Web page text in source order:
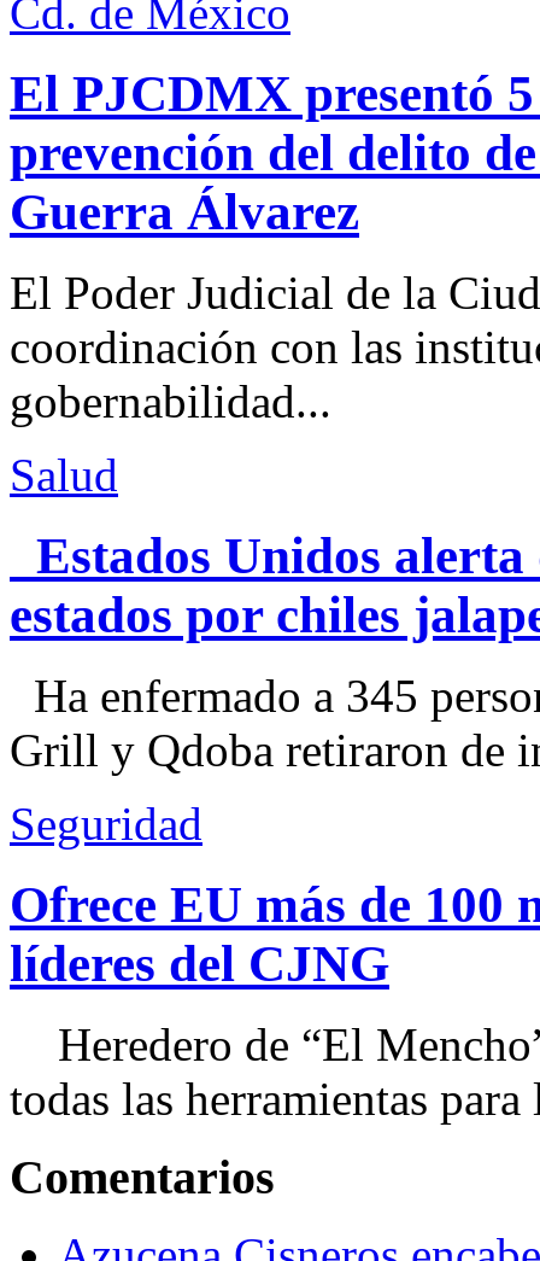
Cd. de México
El PJCDMX presentó
prevención del delito
Guerra Álvarez
El Poder Judicial de la
coordinación con las
gobernabilidad...
Salud
Estados Unidos alerta
estados por chiles
Ha enfermado a 345
Grill y Qdoba retiraron de
Seguridad
Ofrece EU más de 100
líderes del CJNG
Heredero de “El
todas las herramientas
Comentarios